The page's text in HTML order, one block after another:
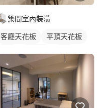
築間室內裝潢
客廳天花板
平頂天花板
全室照明設計
客廳燈光設計